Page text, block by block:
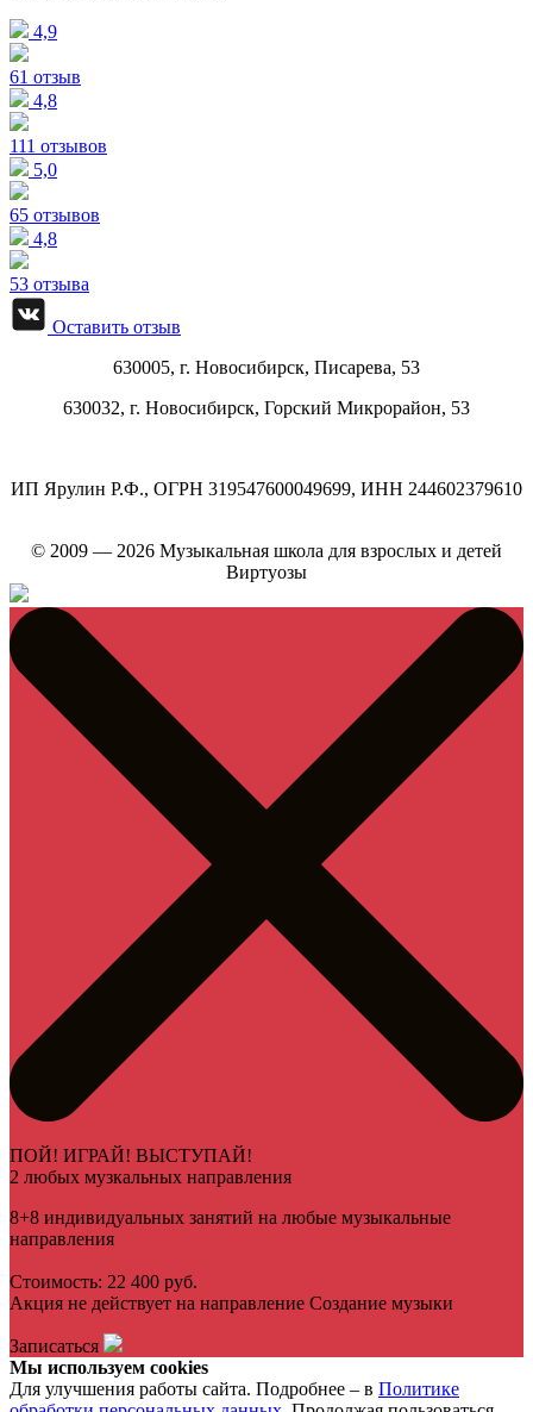
4,9
61 отзыв
4,8
111 отзывов
5,0
65 отзывов
4,8
53 отзыва
Оставить отзыв
630005, г. Новосибирск, Писарева, 53
630032, г. Новосибирск, Горский Микрорайон, 53
ИП Ярулин Р.Ф., ОГРН 319547600049699, ИНН 244602379610
© 2009 — 2026 Музыкальная школа для взрослых и детей
Виртуозы
ПОЙ! ИГРАЙ! ВЫСТУПАЙ!
2 любых музкальных направления
8+8 индивидуальных занятий на любые музыкальные
направления
Стоимость: 22 400 руб.
Акция не действует на направление Создание музыки
Записаться
Мы используем cookies
Для улучшения работы сайта. Подробнее – в Политике